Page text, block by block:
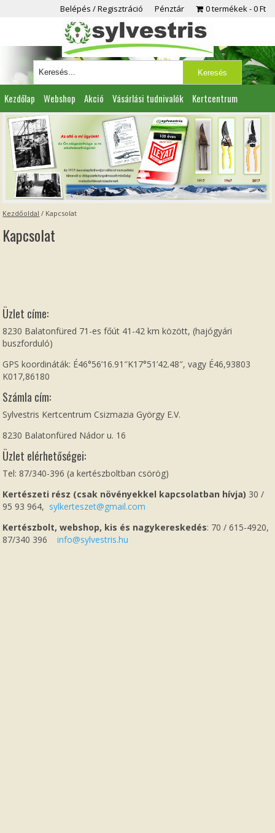
Belépés / Regisztráció Pénztár 0 termékek 0 Ft
Kezdőlap Webshop Akció Vásárlási tudnivalók Kertcentrum
Viszonteladóknak Partnereink Kapcsolat
Kezdőoldal / Kapcsolat
Kapcsolat
Üzlet címe:
8230 Balatonfüred 71-es főút 41-42 km között, (hajógyári
buszforduló)
GPS koordináták: É46°56’16.91″K17°51’42.48″, vagy É46,93803
K017,86180
Számla cím:
Sylvestris Kertcentrum Csizmazia György E.V.
8230 Balatonfüred Nádor u. 16
Üzlet elérhetőségei:
Tel: 87/340-396 (a kertészboltban csörög)
Kertészeti rész (csak növényekkel kapcsolatban hívja) 30 /
95 93 964, sylkerteszet@gmail.com
Kertészbolt, webshop, kis és nagykereskedés: 70 / 615-4920,
87/340 396info@sylvestris.hu